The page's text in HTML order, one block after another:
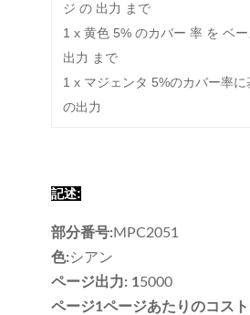
ジ の 出力 まで
1 x 黄色 5% のカバー 率 を ベ
出力 まで
1 x マジェンタ 5%のカバー率
の出力
記述:
部分番号:MPC2051
色:シアン
ページ出力: 15000
ページ1ページあたりのコスト